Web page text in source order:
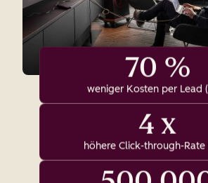
70 %
weniger Kosten per Lead
4 x
höhere Click-through-Rate